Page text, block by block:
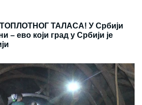
ТАЛАСА! У Србији
– ево који град у Србији је